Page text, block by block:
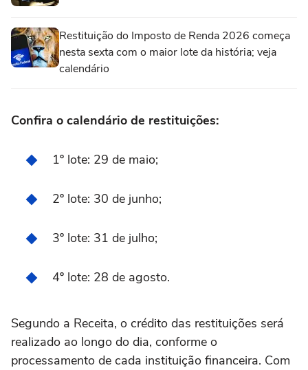
Restituição do Imposto de Renda 2026 começa
nesta sexta com o maior lote da história; veja
calendário
Confira o calendário de restituições:
1º lote: 29 de maio;
2º lote: 30 de junho;
3º lote: 31 de julho;
4º lote: 28 de agosto.
Segundo a Receita, o crédito das restituições será
realizado ao longo do dia, conforme o
processamento de cada instituição financeira. Com